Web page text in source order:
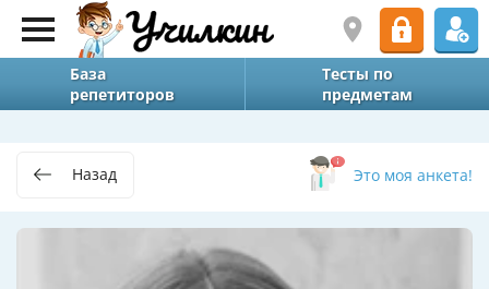
База
репетиторов
Тесты по
предметам
Назад Это моя анкета!